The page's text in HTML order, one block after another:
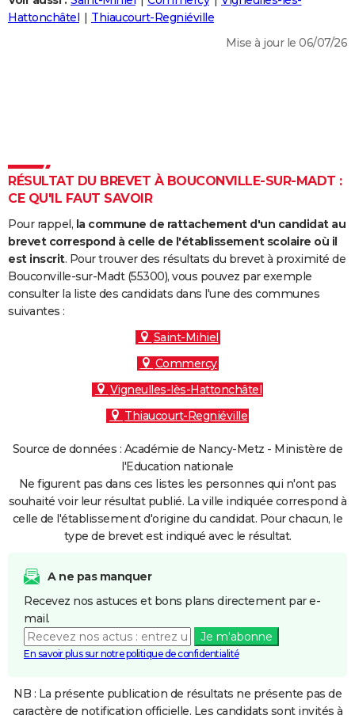
Destinations
City break
Voyage nature
Voyage de noces
Forum
Climat
+
PHOTO
Dictionnaire
Biographies
Citations
Expressions
Proverbes
PROGRAMME TV
S'inscrire
Se connecter
Lycées
Collèges
Primaires
Universités
Entreprises
Service militaire
Avis de recherche
AVIS DE DÉCÈS
FORUM
Bricolage
Lifestyle
Culture
SportAuto
Television
Voyage
Cinema
Hattonchâtel
Thiaucourt-Regniéville
Mise à jour le 06/07/26
RÉSULTAT DU BREVET À BOUCONVILLE-SUR-MADT :
CE QU'IL FAUT SAVOIR
Pour rappel, la commune de rattachement d'un candidat au
brevet correspond à celle de l'établissement scolaire où il
est inscrit. Pour trouver des résultats du brevet à proximité de
Bouconville-sur-Madt (55300), vous pouvez par exemple
consulter la liste des candidats dans l'une des communes
suivantes :
Saint-Mihiel
Commercy
Vigneulles-lès-Hattonchâtel
Thiaucourt-Regniéville
Source de données : Académie de Nancy-Metz - Ministère de
l'Education nationale
Ne figurent pas dans ces listes les personnes qui n'ont pas
souhaité voir leur résultat publié. La ville indiquée correspond à
celle de l'établissement d'origine du candidat. Pour chacun, le
type de brevet est indiqué avec le résultat.
A ne pas manquer
Recevez nos astuces et bons plans directement par e-
mail.
Je m'abonne
En savoir plus sur notre politique de confidentialité
NB : La présente publication de résultats ne présente pas de
caractère de notification officielle. Les candidats sont invités à